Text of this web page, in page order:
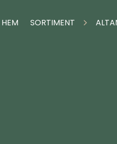
HEM SORTIMENT